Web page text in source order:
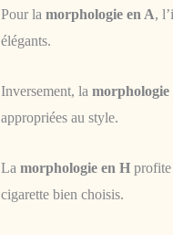
Pour la morphologie en A,
élégants.
Inversement, la morphologie
appropriées au style.
La morphologie en H profite
cigarette bien choisis.